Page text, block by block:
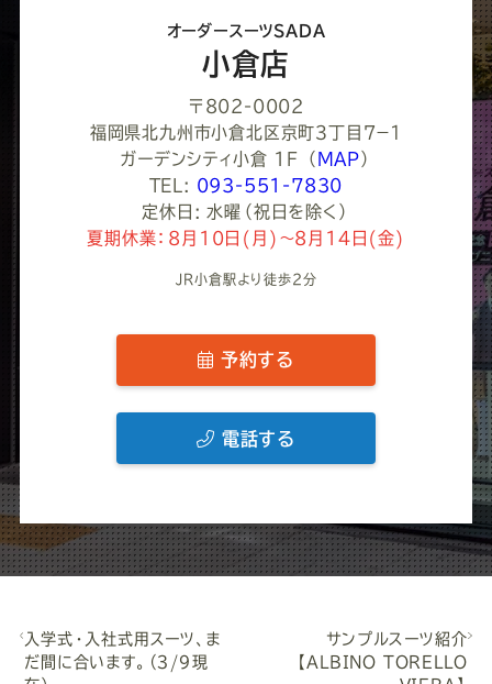
オーダースーツSADA
小倉店
〒802-0002
福岡県北九州市小倉北区京町３丁目７−１
ガーデンシティ小倉 1F
（ MAP ）
TEL: 093-551-7830
定休日: 水曜（祝日を除く）
夏期休業：8月10日(月)～8月14日(金)
JR小倉駅より徒歩2分
予約する
電話する
入学式・入社式用スーツ、ま
だ間に合います。（３/９現
サンプルスーツ紹介
【ALBINO TORELLO